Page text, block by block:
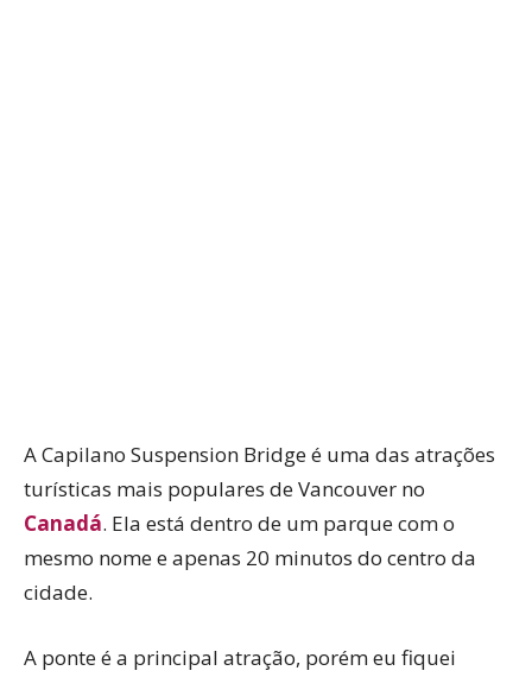
A Capilano Suspension Bridge é uma das atrações
turísticas mais populares de Vancouver no
Canadá. Ela está dentro de um parque com o
mesmo nome e apenas 20 minutos do centro da
cidade.
A ponte é a principal atração, porém eu fiquei